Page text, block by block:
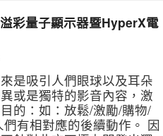
彩量子顯示器暨HyperX電
是吸引人們眼球以及耳朵
或是獨特的影音內容，激
的：如：放鬆/激勵/購物/
有相對應的後續動作。 因